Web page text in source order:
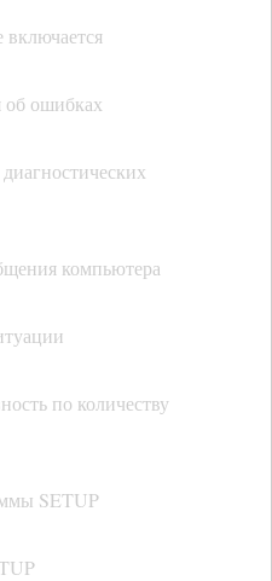
об ошибках
компьютера
по количеству
SETUP